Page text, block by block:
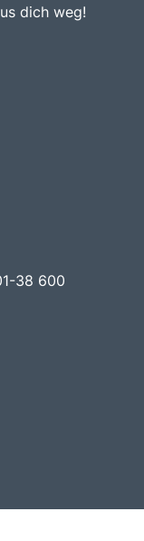
dich weg!
38 600